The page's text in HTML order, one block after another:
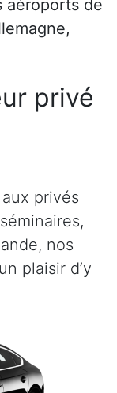
aéroports de
privé
privés
nos
plaisir d’y